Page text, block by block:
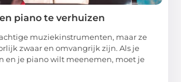
piano te verhuizen
muziekinstrumenten, maar ze
zwaar en omvangrijk zijn. Als je
en je piano wilt meenemen, moet je